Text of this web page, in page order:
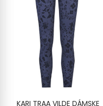
KARI TRAA VILDE DÁMSKE